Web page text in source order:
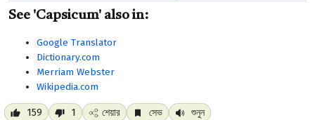
See 'Capsicum' also in:
Google Translator
Dictionary.com
Merriam Webster
Wikipedia.com
159 1 শেয়ার সেভ শুনুন